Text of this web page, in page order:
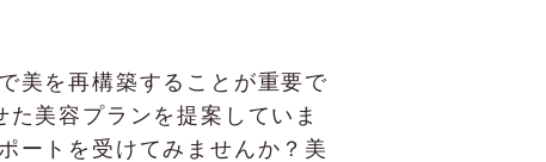
美を再構築することが重要で
美容プランを提案していま
ートを受けてみませんか？美